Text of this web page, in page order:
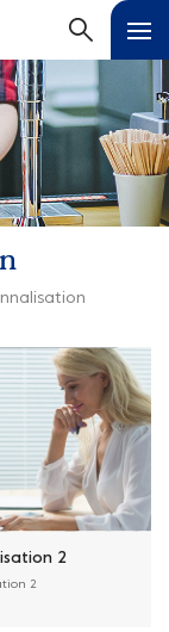
2
2